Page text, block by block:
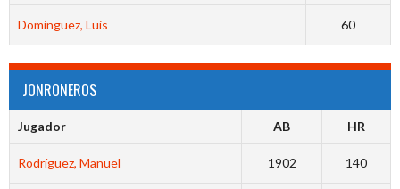
Dominguez, Luis 60
JONRONEROS
Jugador AB HR
Rodríguez, Manuel 1902 140